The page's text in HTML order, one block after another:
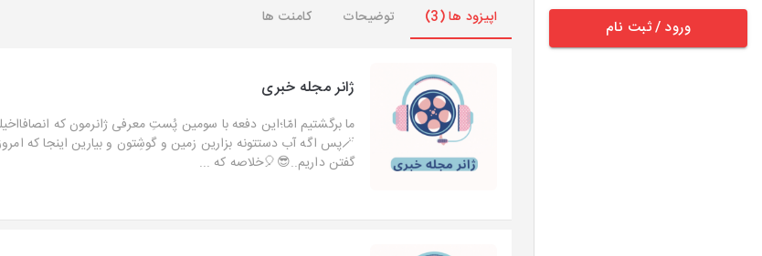
ورود / ثبت نام اپیزود ها (3) توضیحات کامنت ها
ژانر مجله خبری
ما برگشتیم امّا؛این دفعه با سومین پُستِ معرفی ژانرمون که
🪄پس اگه آب دستتونه بزارین زمین و گوشِتون و بیارین اینجا که
گفتن داریم..😎🎈خلاصه که ...